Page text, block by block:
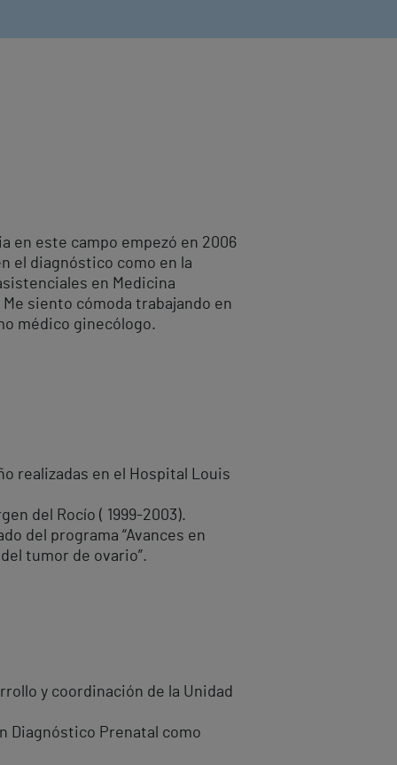
en este campo empezó en 2006
el diagnóstico como en la
en Medicina
siento cómoda trabajando en
médico ginecólogo.
realizadas en el Hospital Louis
del Rocío ( 1999-2003).
del programa “Avances en
tumor de ovario”.
y coordinación de la Unidad
Diagnóstico Prenatal como